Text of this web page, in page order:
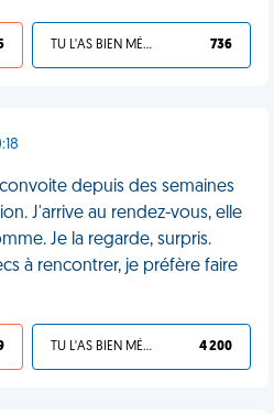
TU L'AS BIEN MÉRITÉ 736
depuis des semaines
J'arrive au rendez-vous, elle
Je la regarde, surpris.
à rencontrer, je préfère faire
TU L'AS BIEN MÉRITÉ 4 200